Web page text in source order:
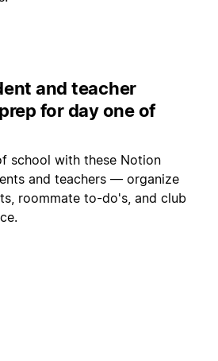
and teacher
for day one of
school with these Notion
and teachers — organize
roommate to-do's, and club